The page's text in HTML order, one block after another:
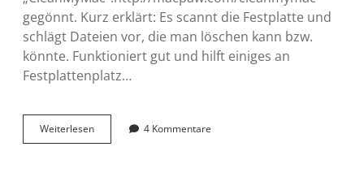
gegönnt. Kurz erklärt: Es scannt die Festplatte und
schlägt Dateien vor, die man löschen kann bzw.
könnte. Funktioniert gut und hilft einiges an
Festplattenplatz…
WeiterlesenWie
ich
4 Kommentare